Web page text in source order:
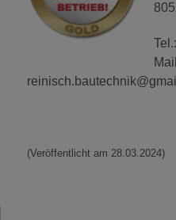
(Veröffentlicht am 28.03.2024)